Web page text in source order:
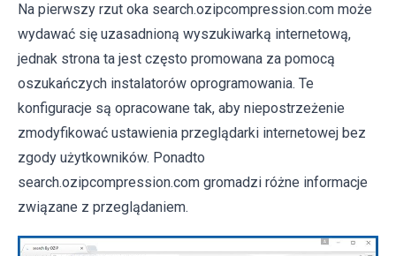
Na pierwszy rzut oka search.ozipcompression.com może
wydawać się uzasadnioną wyszukiwarką internetową,
jednak strona ta jest często promowana za pomocą
oszukańczych instalatorów oprogramowania. Te
konfiguracje są opracowane tak, aby niepostrzeżenie
zmodyfikować ustawienia przeglądarki internetowej bez
zgody użytkowników. Ponadto
search.ozipcompression.com gromadzi różne informacje
związane z przeglądaniem.